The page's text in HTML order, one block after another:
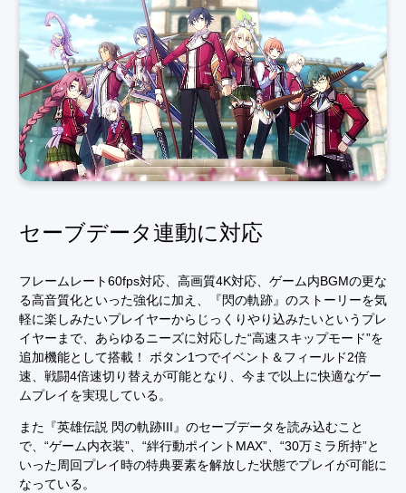
セーブデータ連動に対応
フレームレート60fps対応、高画質4K対応、ゲーム内BGMの更な
る高音質化といった強化に加え、『閃の軌跡』のストーリーを気
軽に楽しみたいプレイヤーからじっくりやり込みたいというプレ
イヤーまで、あらゆるニーズに対応した“高速スキップモード”を
追加機能として搭載！ ボタン1つでイベント＆フィールド2倍
速、戦闘4倍速切り替えが可能となり、今まで以上に快適なゲー
ムプレイを実現している。
また『英雄伝説 閃の軌跡III』のセーブデータを読み込むこと
で、“ゲーム内衣装”、“絆行動ポイントMAX”、“30万ミラ所持”と
いった周回プレイ時の特典要素を解放した状態でプレイが可能に
なっている。